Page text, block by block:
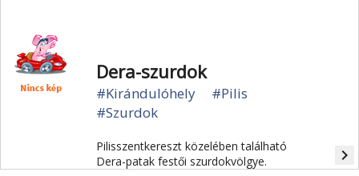
Dera-szurdok
#Kirándulóhely
#Pilis
#Szurdok
Pilisszentkereszt közelében található
Dera-patak festői szurdokvölgye.
navigate_next